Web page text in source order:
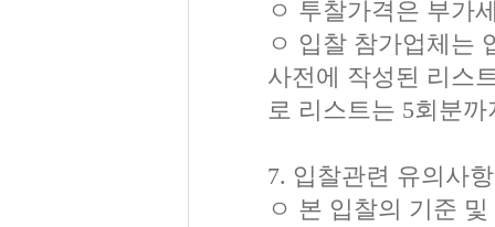
ㅇ 투찰가격은 부가
ㅇ 입찰 참가업체는
사전에 작성된 리스
로 리스트는 5회분
7. 입찰관련 유의사항
ㅇ 본 입찰의 기준